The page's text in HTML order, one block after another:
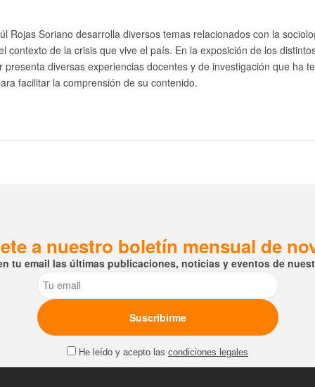
Rojas Soriano desarrolla diversos temas relacionados con la
contexto de la crisis que vive el país. En la exposición de los
presenta diversas experiencias docentes y de investigación que ha
facilitar la comprensión de su contenido.
a nuestro boletín mensual de
tu email las últimas publicaciones, noticias y eventos de
Email
He leído y acepto las condiciones legales